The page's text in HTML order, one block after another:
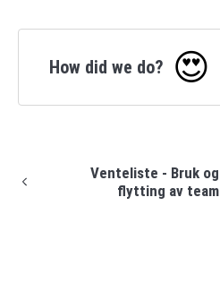
How did we do? 😍
Venteliste - Bruk og
flytting av team